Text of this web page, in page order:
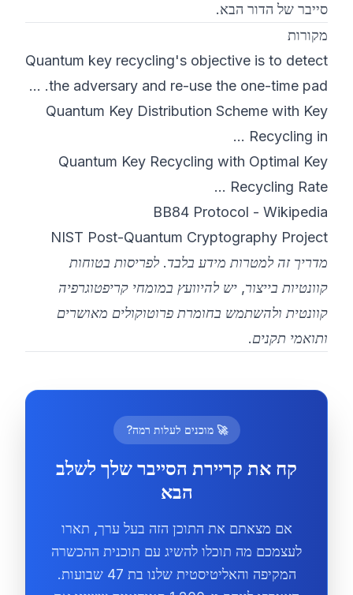
סייבר של הדור הבא.
מקורות
Quantum key recycling's objective is to detect
the adversary and re-use the one-time pad. ...
Quantum Key Distribution Scheme with Key
Recycling in ...
Quantum Key Recycling with Optimal Key
Recycling Rate ...
BB84 Protocol - Wikipedia
NIST Post-Quantum Cryptography Project
מדריך זה למטרות מידע בלבד. לפריסות בטוחות
קוונטיות בייצור, יש להיוועץ במומחי קריפטוגרפיה
קוונטית ולהשתמש בחומרת פרוטוקולים מאושרים
ותואמי תקנים.
🚀 מוכנים לעלות רמה?
קח את קריירת הסייבר שלך לשלב
הבא
אם מצאתם את התוכן הזה בעל ערך, תארו
לעצמכם מה תוכלו להשיג עם תוכנית ההכשרה
המקיפה והאליטיסטית שלנו בת 47 שבועות.